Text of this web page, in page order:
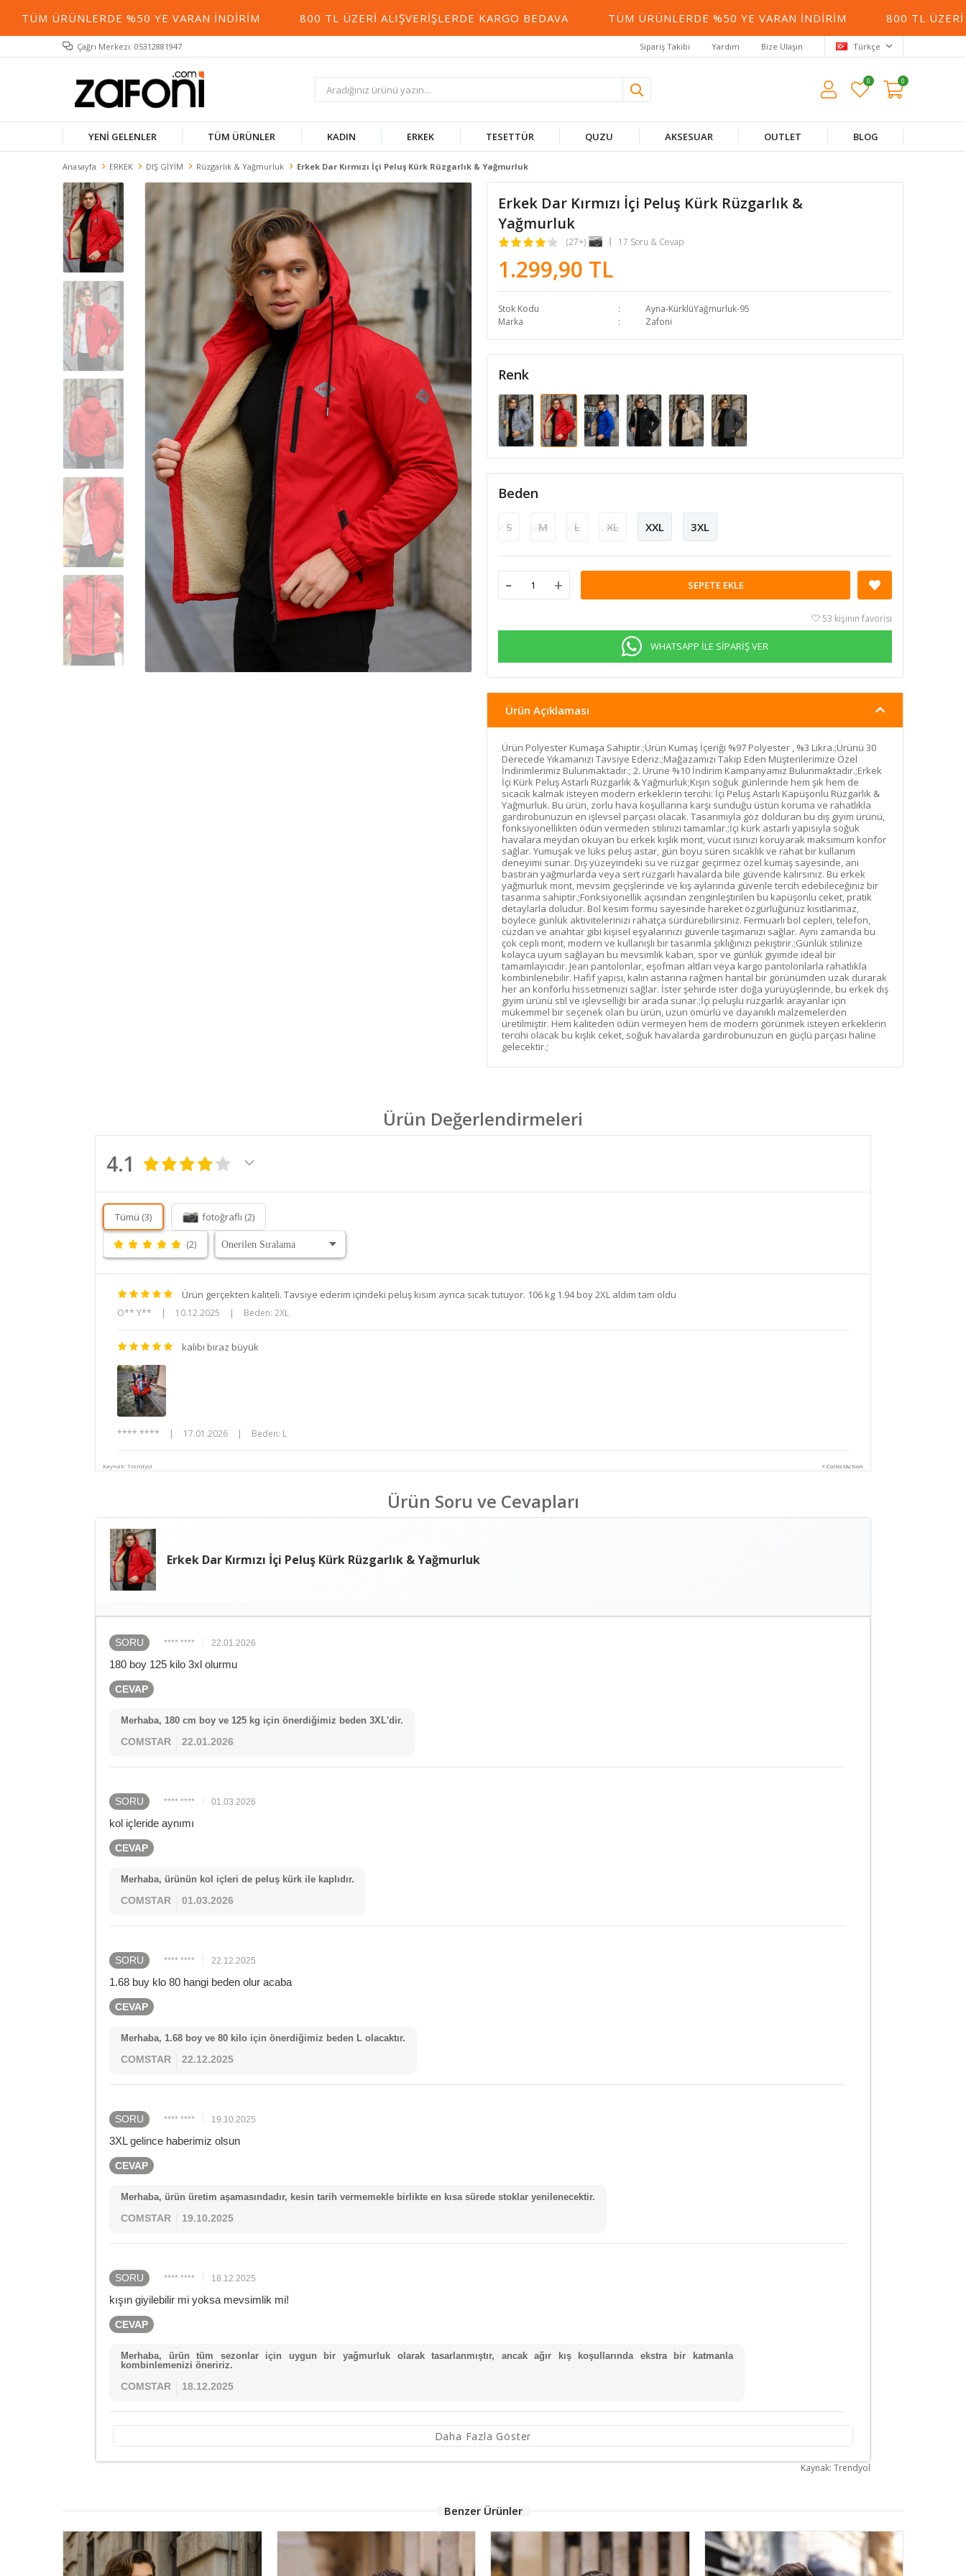
%50 YE VARAN İNDIRIM 800 TL ÜZERI ALIŞVERIŞLERDE KARGO BEDAVA TÜM ÜRÜNLERDE %50 YE VARAN İNDIRIM 800 TL ÜZERI
Çağrı Merkezi: 05312881947 Sipariş Takibi Yardım Bize Ulaşın Türkçe
0 0
YENİ GELENLER TÜM ÜRÜNLER KADIN ERKEK TESETTÜR QUZU AKSESUAR OUTLET BLOG
Anasayfa ERKEK DIŞ GİYİM Rüzgarlık & Yağmurluk Erkek Dar Kırmızı İçi Peluş Kürk Rüzgarlık & Yağmurluk
Erkek Dar Kırmızı İçi Peluş Kürk Rüzgarlık &
Yağmurluk
(27+) 17 Soru & Cevap
1.299,90 TL
Stok Kodu
Ayna-KürklüYağmurluk-95
Marka
Zafoni
Renk
Beden
S M L XL XXL 3XL
- + SEPETE EKLE
53 kişinin favorisi
WHATSAPP İLE SİPARİŞ VER
Ürün Açıklaması
Ürün Polyester Kumaşa Sahiptir.;Ürün Kumaş İçeriği %97 Polyester , %3 Likra.;Ürünü 30
Derecede Yıkamanızı Tavsiye Ederiz.;Mağazamızı Takip Eden Müşterilerimize Özel
İndirimlerimiz Bulunmaktadır.; 2. Ürüne %10 İndirim Kampanyamız Bulunmaktadır.;Erkek
İçi Kürk Peluş Astarlı Rüzgarlık & Yağmurluk;Kışın soğuk günlerinde hem şık hem de
sıcacık kalmak isteyen modern erkeklerin tercihi: İçi Peluş Astarlı Kapüşonlu Rüzgarlık &
Yağmurluk. Bu ürün, zorlu hava koşullarına karşı sunduğu üstün koruma ve rahatlıkla
gardırobunuzun en işlevsel parçası olacak. Tasarımıyla göz dolduran bu dış giyim ürünü,
fonksiyonellikten ödün vermeden stilinizi tamamlar.;İçi kürk astarlı yapısıyla soğuk
havalara meydan okuyan bu erkek kışlık mont, vücut ısınızı koruyarak maksimum konfor
sağlar. Yumuşak ve lüks peluş astar, gün boyu süren sıcaklık ve rahat bir kullanım
deneyimi sunar. Dış yüzeyindeki su ve rüzgar geçirmez özel kumaş sayesinde, ani
bastıran yağmurlarda veya sert rüzgarlı havalarda bile güvende kalırsınız. Bu erkek
yağmurluk mont, mevsim geçişlerinde ve kış aylarında güvenle tercih edebileceğiniz bir
tasarıma sahiptir.;Fonksiyonellik açısından zenginleştirilen bu kapüşonlu ceket, pratik
detaylarla doludur. Bol kesim formu sayesinde hareket özgürlüğünüz kısıtlanmaz,
böylece günlük aktivitelerinizi rahatça sürdürebilirsiniz. Fermuarlı bol cepleri, telefon,
cüzdan ve anahtar gibi kişisel eşyalarınızı güvenle taşımanızı sağlar. Aynı zamanda bu
çok cepli mont, modern ve kullanışlı bir tasarımla şıklığınızı pekiştirir.;Günlük stilinize
kolayca uyum sağlayan bu mevsimlik kaban, spor ve günlük giyimde ideal bir
tamamlayıcıdır. Jean pantolonlar, eşofman altları veya kargo pantolonlarla rahatlıkla
kombinlenebilir. Hafif yapısı, kalın astarına rağmen hantal bir görünümden uzak durarak
her an konforlu hissetmenizi sağlar. İster şehirde ister doğa yürüyüşlerinde, bu erkek dış
giyim ürünü stil ve işlevselliği bir arada sunar.;İçi peluşlu rüzgarlık arayanlar için
mükemmel bir seçenek olan bu ürün, uzun ömürlü ve dayanıklı malzemelerden
üretilmiştir. Hem kaliteden ödün vermeyen hem de modern görünmek isteyen erkeklerin
tercihi olacak bu kışlık ceket, soğuk havalarda gardırobunuzun en güçlü parçası haline
gelecektir.;
Ürün Değerlendirmeleri
4.1
Tümü (3) fotoğraflı (2)
(2)
Ürün gerçekten kaliteli. Tavsiye ederim içindeki peluş kısım ayrıca sıcak tutuyor. 106 kg 1.94 boy 2XL aldım tam oldu
O** Y** | 10.12.2025 | Beden: 2XL
kalıbı biraz büyük
**** **** | 17.01.2026 | Beden: L
Kaynak: Trendyol ⚡ CollectAction
Ürün Soru ve Cevapları
Erkek Dar Kırmızı İçi Peluş Kürk Rüzgarlık & Yağmurluk
SORU **** **** 22.01.2026
180 boy 125 kilo 3xl olurmu
CEVAP
Merhaba, 180 cm boy ve 125 kg için önerdiğimiz beden 3XL'dir.
COMSTAR 22.01.2026
SORU **** **** 01.03.2026
kol içleride aynımı
CEVAP
Merhaba, ürünün kol içleri de peluş kürk ile kaplıdır.
COMSTAR 01.03.2026
SORU **** **** 22.12.2025
1.68 buy klo 80 hangi beden olur acaba
CEVAP
Merhaba, 1.68 boy ve 80 kilo için önerdiğimiz beden L olacaktır.
COMSTAR 22.12.2025
SORU **** **** 19.10.2025
3XL gelince haberimiz olsun
CEVAP
Merhaba, ürün üretim aşamasındadır, kesin tarih vermemekle birlikte en kısa sürede stoklar yenilenecektir.
COMSTAR 19.10.2025
SORU **** **** 18.12.2025
kışın giyilebilir mi yoksa mevsimlik mi!
CEVAP
Merhaba, ürün tüm sezonlar için uygun bir yağmurluk olarak tasarlanmıştır, ancak ağır kış koşullarında ekstra bir katmanla
kombinlemenizi öneririz.
COMSTAR 18.12.2025
Daha Fazla Göster
Kaynak: Trendyol
Benzer Ürünler